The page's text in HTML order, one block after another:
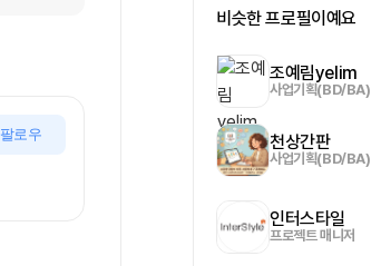
팔로우
비슷한 프로필이예요
조예림yelim
사업기획(BD/BA)
천상간판
사업기획(BD/BA)
인터스타일
프로젝트 매니저